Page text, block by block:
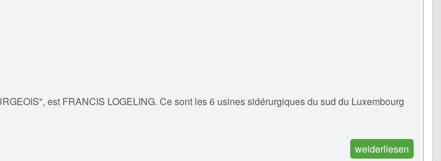
est FRANCIS LOGELING. Ce sont les 6 usines sidérurgiques du sud du Luxembourg
weiderliesen